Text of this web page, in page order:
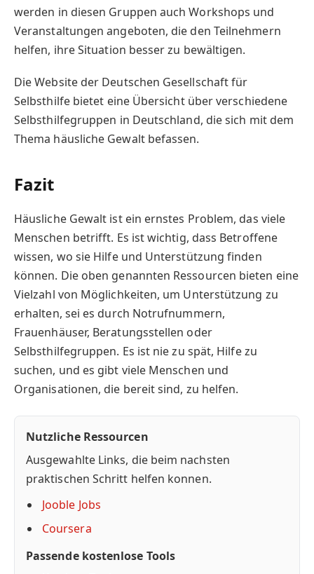
werden in diesen Gruppen auch Workshops und
Veranstaltungen angeboten, die den Teilnehmern
helfen, ihre Situation besser zu bewältigen.
Die Website der Deutschen Gesellschaft für
Selbsthilfe bietet eine Übersicht über verschiedene
Selbsthilfegruppen in Deutschland, die sich mit dem
Thema häusliche Gewalt befassen.
Fazit
Häusliche Gewalt ist ein ernstes Problem, das viele
Menschen betrifft. Es ist wichtig, dass Betroffene
wissen, wo sie Hilfe und Unterstützung finden
können. Die oben genannten Ressourcen bieten eine
Vielzahl von Möglichkeiten, um Unterstützung zu
erhalten, sei es durch Notrufnummern,
Frauenhäuser, Beratungsstellen oder
Selbsthilfegruppen. Es ist nie zu spät, Hilfe zu
suchen, und es gibt viele Menschen und
Organisationen, die bereit sind, zu helfen.
Nutzliche Ressourcen
Ausgewahlte Links, die beim nachsten
praktischen Schritt helfen konnen.
Jooble Jobs
Coursera
Passende kostenlose Tools